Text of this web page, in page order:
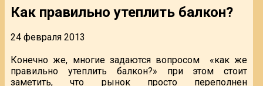
Как правильно утеплить балкон?
24 февраля 2013
Конечно же, многие задаются вопросом
«как же
правильно утеплить балкон?» при этом стоит
заметить, что рынок просто переполнен